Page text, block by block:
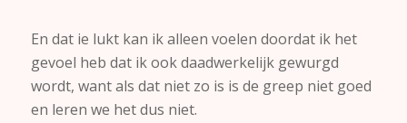
En dat ie lukt kan ik alleen voelen doordat ik het
gevoel heb dat ik ook daadwerkelijk gewurgd
wordt, want als dat niet zo is is de greep niet goed
en leren we het dus niet.